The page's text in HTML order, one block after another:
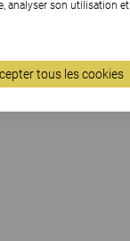
analyser son utilisation et
tous les cookies